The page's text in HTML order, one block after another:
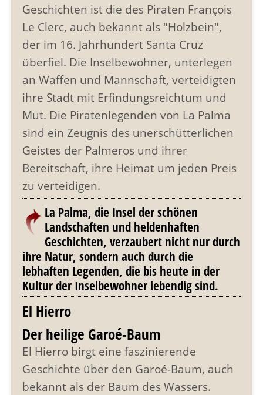
Geschichten ist die des Piraten François
Le Clerc, auch bekannt als "Holzbein",
der im 16. Jahrhundert Santa Cruz
überfiel. Die Inselbewohner, unterlegen
an Waffen und Mannschaft, verteidigten
ihre Stadt mit Erfindungsreichtum und
Mut. Die Piratenlegenden von La Palma
sind ein Zeugnis des unerschütterlichen
Geistes der Palmeros und ihrer
Bereitschaft, ihre Heimat um jeden Preis
zu verteidigen.
La Palma, die Insel der schönen
Landschaften und heldenhaften
Geschichten, verzaubert nicht nur durch
ihre Natur, sondern auch durch die
lebhaften Legenden, die bis heute in der
Kultur der Inselbewohner lebendig sind.
El Hierro
Der heilige Garoé-Baum
El Hierro birgt eine faszinierende
Geschichte über den Garoé-Baum, auch
bekannt als der Baum des Wassers.